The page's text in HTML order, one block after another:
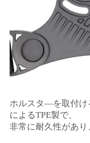
ホルスタ―を取付け
によるTPE製で、
非常に耐久性があり